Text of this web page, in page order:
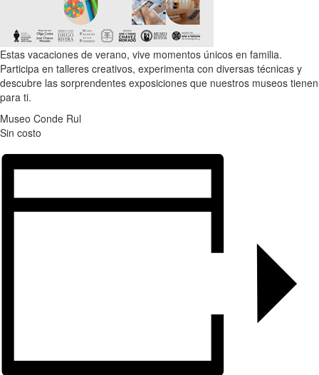
Estas vacaciones de verano, vive momentos únicos en familia.
Participa en talleres creativos, experimenta con diversas técnicas y
descubre las sorprendentes exposiciones que nuestros museos tienen
para ti.
Museo Conde Rul
Sin costo